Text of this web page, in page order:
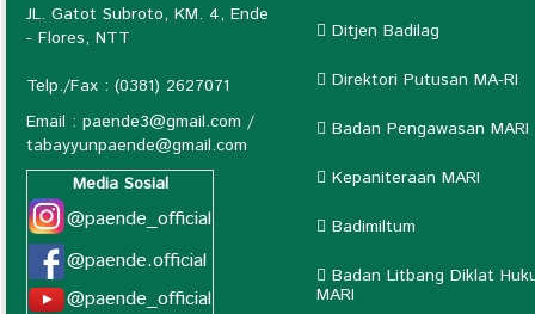
JL. Gatot Subroto, KM. 4, Ende
- Flores, NTT
Telp./Fax : (0381) 2627071
Email : paende3@gmail.com /
tabayyunpaende@gmail.com
Media Sosial
@paende_official
@paende.official
@paende_official
Ditjen Badilag
Direktori Putusan MA-RI
Badan Pengawasan MARI
Kepaniteraan MARI
Badimiltum
Badan Litbang Diklat
MARI